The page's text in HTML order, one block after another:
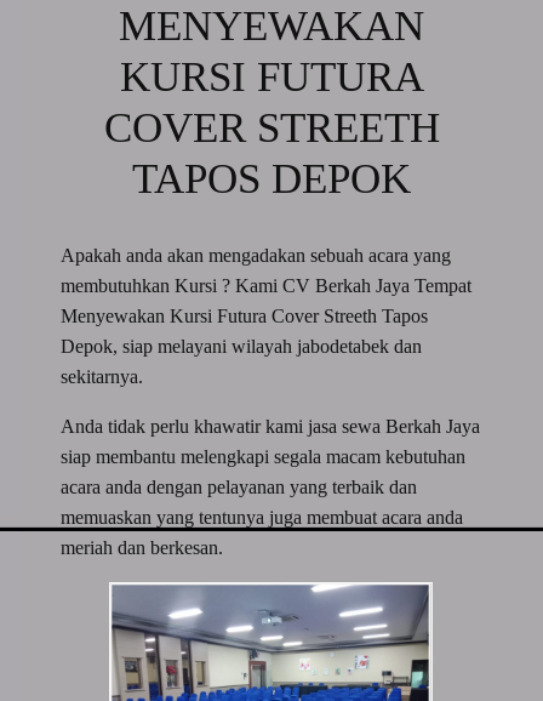
MENYEWAKAN
KURSI FUTURA
COVER STREETH
TAPOS DEPOK
Apakah anda akan mengadakan sebuah acara yang
membutuhkan Kursi ? Kami CV Berkah Jaya Tempat
Menyewakan Kursi Futura Cover Streeth Tapos
Depok, siap melayani wilayah jabodetabek dan
sekitarnya.
Anda tidak perlu khawatir kami jasa sewa Berkah Jaya
siap membantu melengkapi segala macam kebutuhan
acara anda dengan pelayanan yang terbaik dan
memuaskan yang tentunya juga membuat acara anda
meriah dan berkesan.